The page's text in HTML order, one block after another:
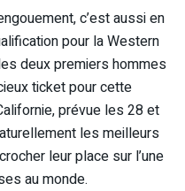
c’est aussi en
pour la Western
deux premiers hommes
ticket pour cette
prévue les 28 et
les meilleurs
leur place sur l’une
au monde.